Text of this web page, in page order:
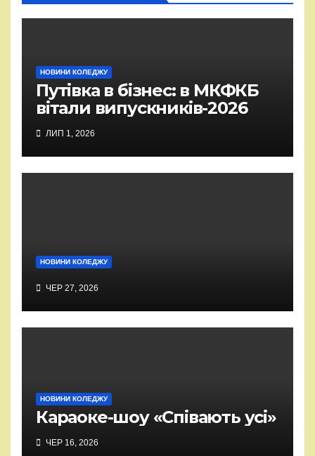
НОВИНИ КОЛЕДЖУ
Путівка в бізнес: в МКФКБ
вітали випускників-2026
ЛИП 1, 2026
НОВИНИ КОЛЕДЖУ
ЧЕР 27, 2026
НОВИНИ КОЛЕДЖУ
Караоке-шоу «Співають усі»
ЧЕР 16, 2026